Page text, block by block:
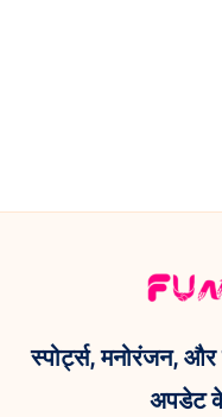
स्पोर्ट्स, मनोरंजन,
अपडेट